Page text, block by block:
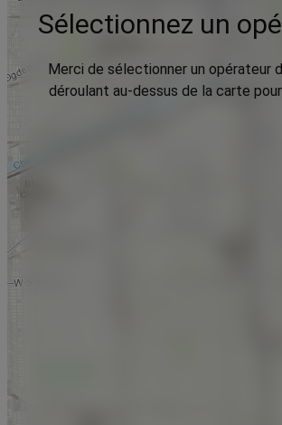
Sélectionnez un
Merci de sélectionner un opérateur
déroulant au-dessus de la carte